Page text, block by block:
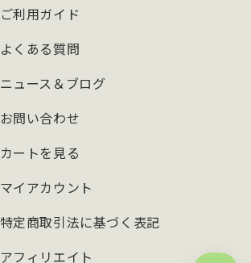
ご利用ガイド
よくある質問
ニュース＆ブログ
お問い合わせ
カートを見る
マイアカウント
特定商取引法に基づく表記
アフィリエイト